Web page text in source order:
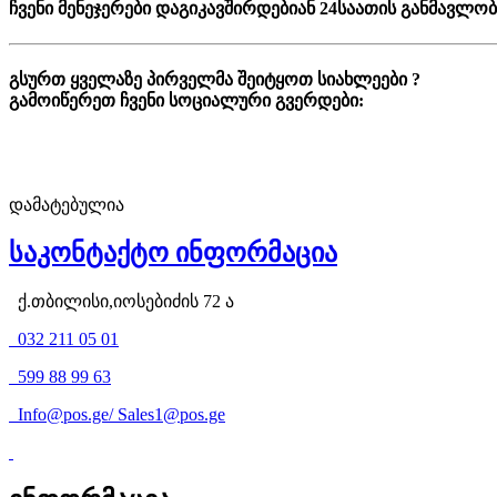
ჩვენი მენეჯერები დაგიკავშირდებიან 24საათის
გსურთ ყველაზე პირველმა შეიტყოთ სიახლეები ?
გამოიწერეთ ჩვენი სოციალური გვერდები:
დამატებულია
საკონტაქტო ინფორმაცია
ქ.თბილისი,იოსებიძის 72 ა
032 211 05 01
599 88 99 63
Info@pos.ge/ Sales1@pos.ge